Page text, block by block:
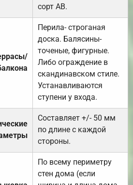
сорт АВ.
Перила- строганая
доска. Балясины-
точеные, фигурные.
Либо ограждение в
скандинавском стиле.
Устанавливаются
ступени у входа.
Составляет +/- 50 мм
по длине с каждой
стороны.
По всему периметру
стен дома (если